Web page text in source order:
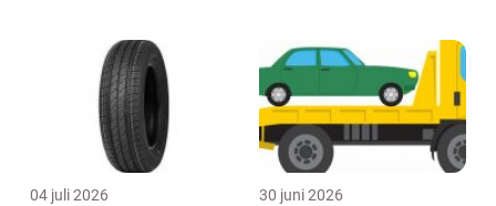
kvalitet. I denna artikel guidar v...
04 juli 2026 30 juni 2026